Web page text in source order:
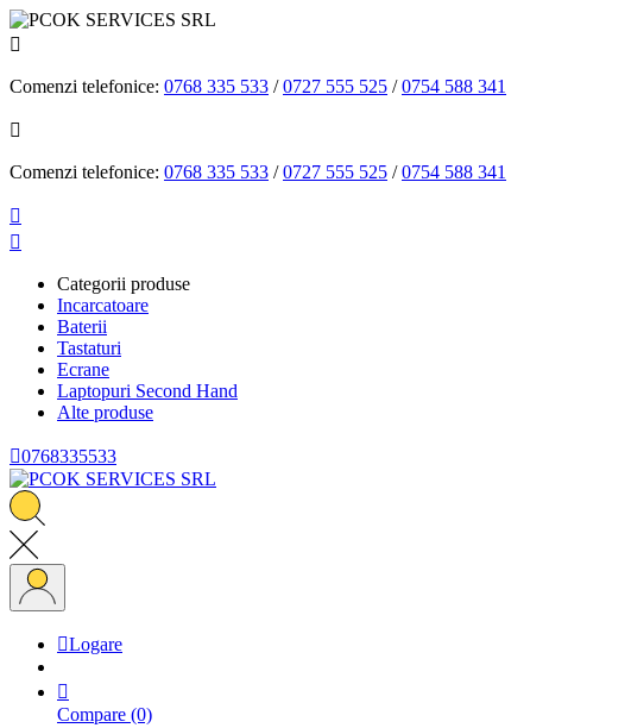

Comenzi telefonice: 0768 335 533 /0727 555 525 /0754 588 341

Comenzi telefonice: 0768 335 533 /0727 555 525 /0754 588 341


Categorii produse
Incarcatoare
Baterii
Tastaturi
Ecrane
Laptopuri Second Hand
Alte produse
0768335533
Logare

Compare (0)